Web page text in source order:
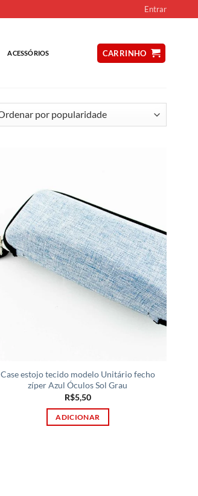
Entrar
ACESSÓRIOS CARRINHO
Case estojo tecido modelo Unitário fecho
zíper Azul Óculos Sol Grau
R$5,50
ADICIONAR